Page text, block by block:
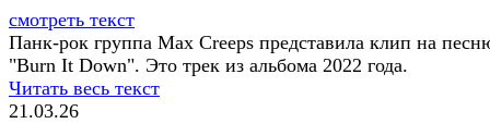
смотреть текст
Панк-рок группа Max Creeps представила клип на
"Burn It Down". Это трек из альбома 2022 года.
Читать весь текст
21.03.26